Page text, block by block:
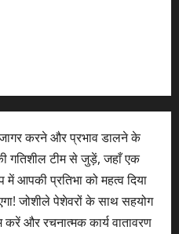
करने और प्रभाव डालने के
गतिशील टीम से जुड़ें, जहाँ एक
आपकी प्रतिभा को महत्व दिया
जोशीले पेशेवरों के साथ सहयोग
और रचनात्मक कार्य वातावरण